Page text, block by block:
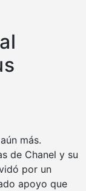
más.
de Chanel y su
por un
apoyo que